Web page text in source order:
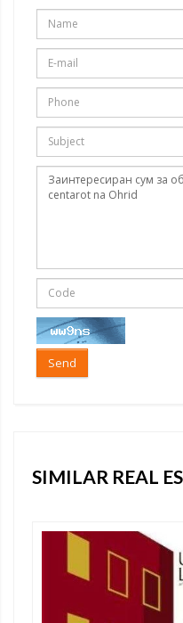
Send
SIMILAR REAL